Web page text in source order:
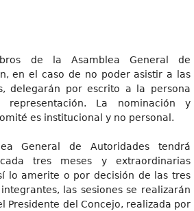
de la Asamblea General de
en el caso de no poder asistir a las
delegarán por escrito a la persona
La nominación y
es institucional y no personal.
General de Autoridades tendrá
tres meses y extraordinarias
lo amerite o por decisión de las tres
las sesiones se realizarán
Presidente del Concejo, realizada por